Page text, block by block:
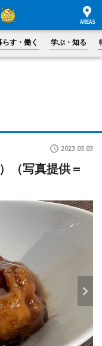
らす・働く 学ぶ・知る
2023.03.03
（写真提供＝